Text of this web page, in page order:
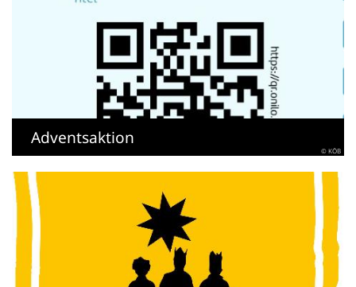
Adventsaktion
© KÖB